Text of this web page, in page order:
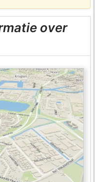
over